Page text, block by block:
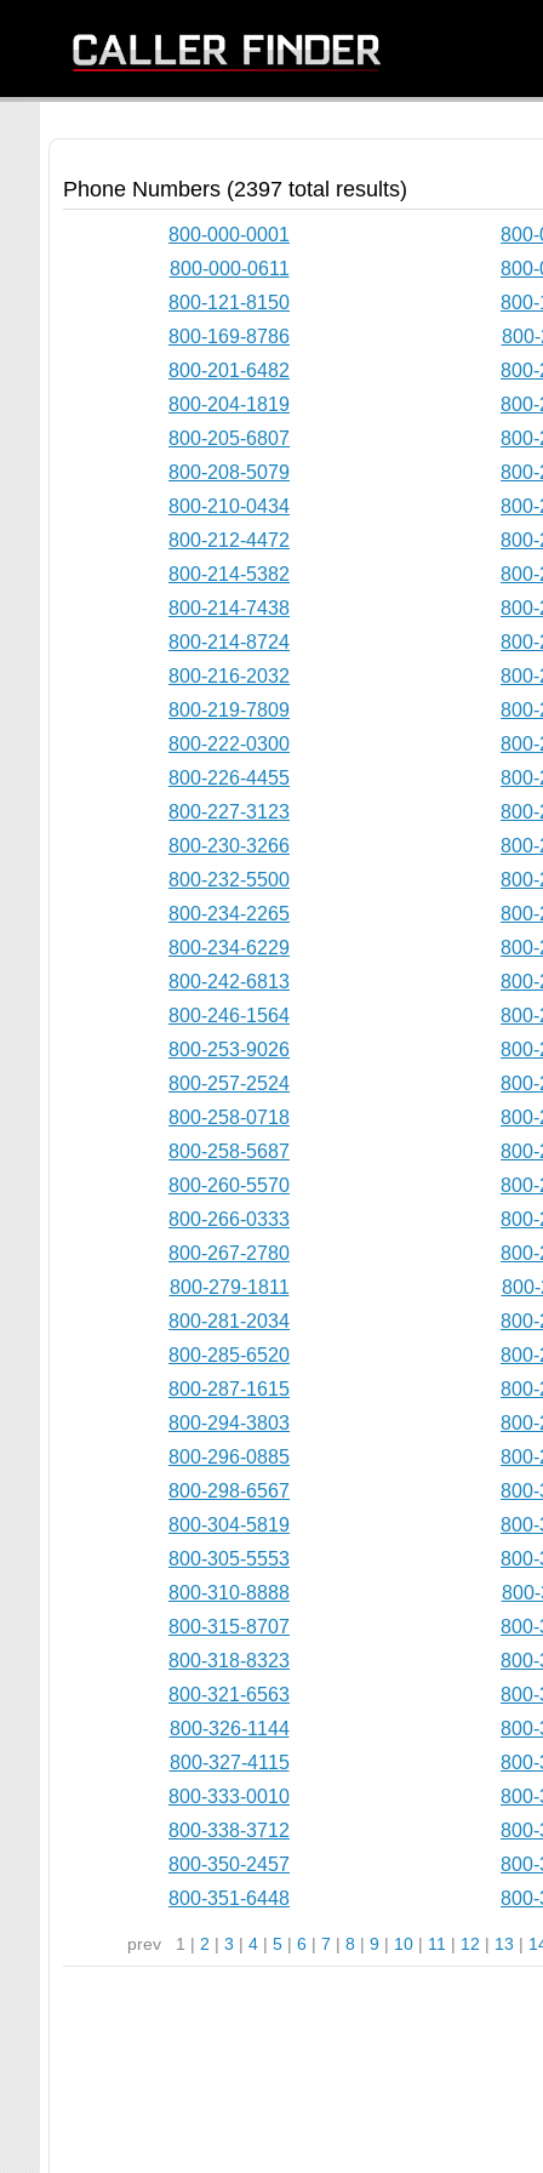
Phone Numbers (2397 total results)
800-000-0001
800-000-0611
800-121-8150
800-169-8786
800-201-6482
800-204-1819
800-205-6807
800-208-5079
800-210-0434
800-212-4472
800-214-5382
800-214-7438
800-214-8724
800-216-2032
800-219-7809
800-222-0300
800-226-4455
800-227-3123
800-230-3266
800-232-5500
800-234-2265
800-234-6229
800-242-6813
800-246-1564
800-253-9026
800-257-2524
800-258-0718
800-258-5687
800-260-5570
800-266-0333
800-267-2780
800-279-1811
800-281-2034
800-285-6520
800-287-1615
800-294-3803
800-296-0885
800-298-6567
800-304-5819
800-305-5553
800-310-8888
800-315-8707
800-318-8323
800-321-6563
800-326-1144
800-327-4115
800-333-0010
800-338-3712
800-350-2457
800-351-6448
prev 1 | 2 | 3 | 4 | 5 | 6 | 7 | 8 | 9 | 10 | 11 | 12 | 13 |